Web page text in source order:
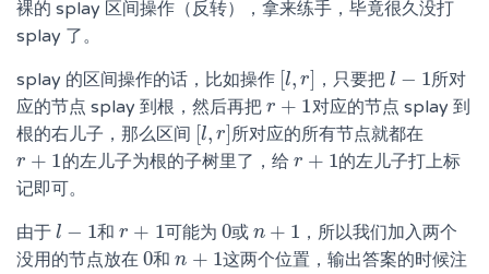
裸的 splay 区间操作（反转），拿来练手，毕竟很久没打
splay 了。
splay 的区间操作的话，比如操作 [l, r]
[l,r] ，只要把l − 1
l−1
所对
应的节点 splay 到根，然后再把 r + 1
r+1
对应的节点 splay 到
根的右儿子，那么区间 [l, r]
[l,r] 所对应的所有节点就都在
r + 1
r+1 的左儿子为根的子树里了，给 r + 1
r+1
的左儿子打上标
记即可。
由于 l − 1
l−1 和r + 1
r+1 可能为 0
0或n + 1
n+1
，所以我们加入两个
没用的节点放在 0
0和n + 1
n+1
这两个位置，输出答案的时候注